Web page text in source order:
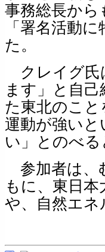
事務総長か
「署名活動
た。
クレイグ氏
ます」と自
た東北のこ
運動が強い
い」とのべ
参加者は、
もに、東日
や、自然エ